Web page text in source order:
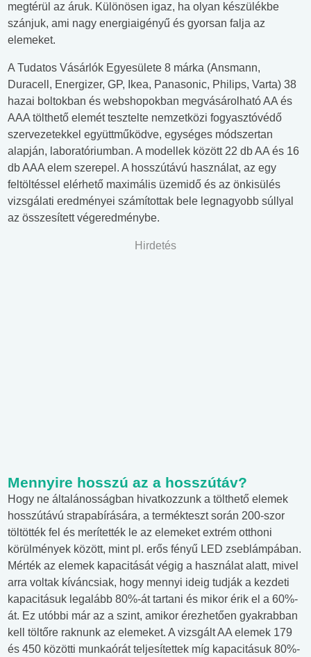
megtérül az áruk. Különösen igaz, ha olyan készülékbe
szánjuk, ami nagy energiaigényű és gyorsan falja az
elemeket.
A Tudatos Vásárlók Egyesülete 8 márka (Ansmann,
Duracell, Energizer, GP, Ikea, Panasonic, Philips, Varta) 38
hazai boltokban és webshopokban megvásárolható AA és
AAA tölthető elemét tesztelte nemzetközi fogyasztóvédő
szervezetekkel együttműködve, egységes módszertan
alapján, laboratóriumban. A modellek között 22 db AA és 16
db AAA elem szerepel. A hosszútávú használat, az egy
feltöltéssel elérhető maximális üzemidő és az önkisülés
vizsgálati eredményei számítottak bele legnagyobb súllyal
az összesített végeredménybe.
Hirdetés
Mennyire hosszú az a hosszútáv?
Hogy ne általánosságban hivatkozzunk a tölthető elemek
hosszútávú strapabírására, a termékteszt során 200-szor
töltötték fel és merítették le az elemeket extrém otthoni
körülmények között, mint pl. erős fényű LED zseblámpában.
Mérték az elemek kapacitását végig a használat alatt, mivel
arra voltak kíváncsiak, hogy mennyi ideig tudják a kezdeti
kapacitásuk legalább 80%-át tartani és mikor érik el a 60%-
át. Ez utóbbi már az a szint, amikor érezhetően gyakrabban
kell töltőre raknunk az elemeket. A vizsgált AA elemek 179
és 450 közötti munkaórát teljesítettek míg kapacitásuk 80%-